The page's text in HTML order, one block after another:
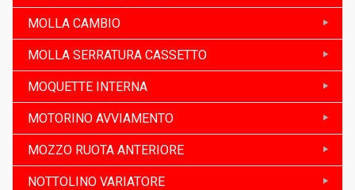
MOLLA CAMBIO
MOLLA SERRATURA CASSETTO
MOQUETTE INTERNA
MOTORINO AVVIAMENTO
MOZZO RUOTA ANTERIORE
NOTTOLINO VARIATORE